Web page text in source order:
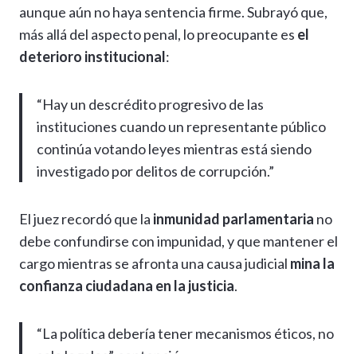
aunque aún no haya sentencia firme. Subrayó que,
más allá del aspecto penal, lo preocupante es el
deterioro institucional:
“Hay un descrédito progresivo de las
instituciones cuando un representante público
continúa votando leyes mientras está siendo
investigado por delitos de corrupción.”
El juez recordó que la inmunidad parlamentaria no
debe confundirse con impunidad, y que mantener el
cargo mientras se afronta una causa judicial mina la
confianza ciudadana en la justicia.
“La política debería tener mecanismos éticos, no